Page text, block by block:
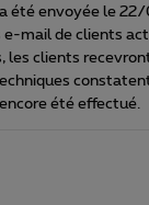
a été envoyée le
mail de clients
les clients
été effectué.